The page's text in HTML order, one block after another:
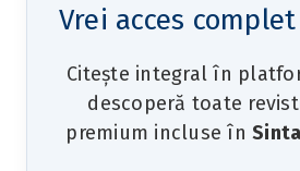
Vrei acces
Citește integral în
descoperă toate
premium incluse în